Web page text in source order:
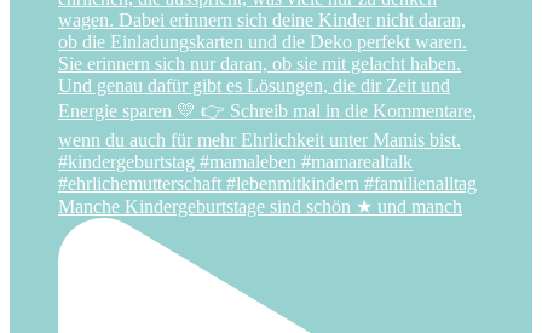
Manche Kindergeburtstage sind schön ★ und manch